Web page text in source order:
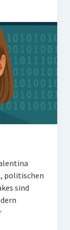
politischen
sind